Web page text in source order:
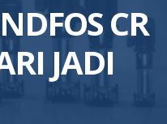
CR
JADI